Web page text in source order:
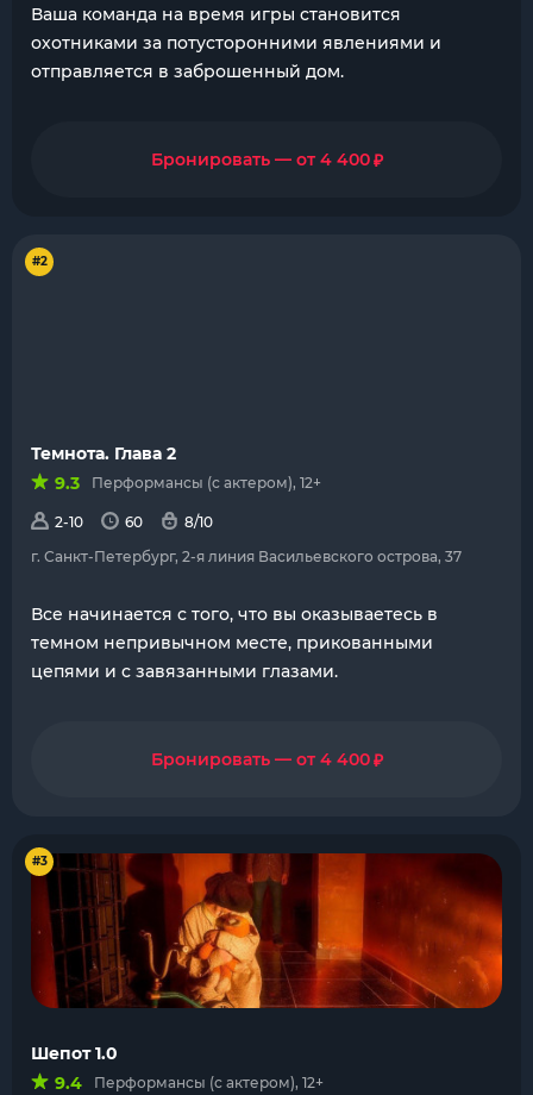
Ваша команда на время игры становится
охотниками за потусторонними явлениями и
отправляется в заброшенный дом.
Бронировать — от 4 400₽
#2
Темнота. Глава 2
9.3
Перформансы (с актером), 12+
2-10 60
8/10
г. Санкт-Петербург, 2-я линия Васильевского острова, 37
Все начинается с того, что вы оказываетесь в
темном непривычном месте, прикованными
цепями и с завязанными глазами.
Бронировать — от 4 400₽
#3
Шепот 1.0
9.4
Перформансы (с актером), 12+